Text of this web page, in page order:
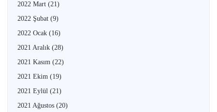
2022 Mart (21)
2022 Şubat (9)
2022 Ocak (16)
2021 Aralık (28)
2021 Kasım (22)
2021 Ekim (19)
2021 Eylül (21)
2021 Ağustos (20)